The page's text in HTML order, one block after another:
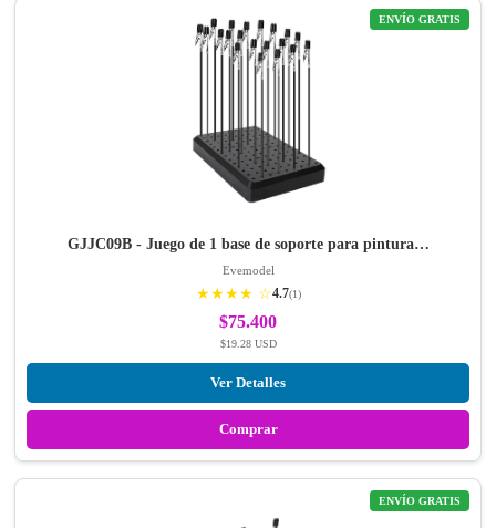
ENVÍO GRATIS
GJJC09B - Juego de 1 base de soporte para pintura…
Evemodel
★★★★ ☆4.7(1)
$75.400
$19.28 USD
Ver Detalles
Comprar
ENVÍO GRATIS